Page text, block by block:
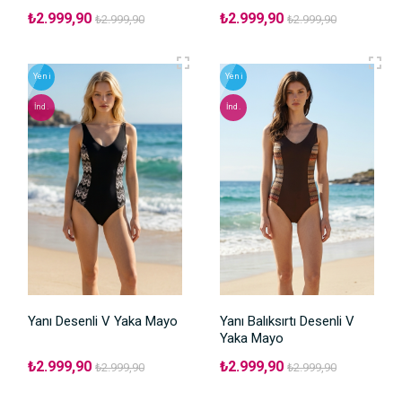
₺2.999,90 ₺2.999,90 ₺2.999,90 ₺2.999,90
Yeni
İnd.
Yanı Desenli V Yaka Mayo
₺2.999,90 ₺2.999,90
Yeni
İnd.
Yanı Balıksırtı Desenli V
Yaka Mayo
₺2.999,90 ₺2.999,90